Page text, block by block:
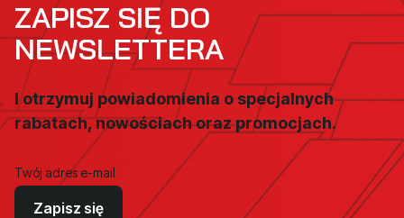
ZAPISZ SIĘ DO
NEWSLETTERA
I otrzymuj powiadomienia o specjalnych
rabatach, nowościach oraz promocjach.
Twój adres e-mail
Zapisz się